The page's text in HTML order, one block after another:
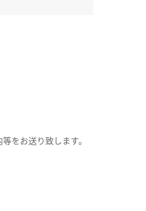
をお送り致します。